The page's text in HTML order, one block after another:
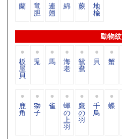
蘭 竜
胆
連
翹
綿 蕨 地
楡
動物紋
板
屋
貝
兎 馬 海
老
鴛
鴦
貝 蟹
鹿
角
獅
子
雀 蟬
の
上
羽
鷹
の
羽
千
鳥
蝶